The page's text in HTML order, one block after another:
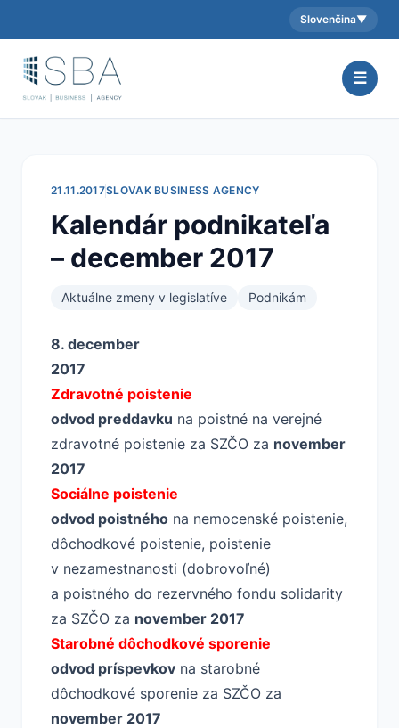
Aktuálny jazyk:
Slovenčina▼
☰
21.11.2017SLOVAK BUSINESS AGENCY
Kalendár podnikateľa
– december 2017
Aktuálne zmeny v legislatíve Podnikám
8. december
2017
Zdravotné poistenie
odvod preddavku na poistné na verejné
zdravotné poistenie za SZČO za november
2017
Sociálne poistenie
odvod poistného na nemocenské poistenie,
dôchodkové poistenie, poistenie
v nezamestnanosti (dobrovoľné)
a poistného do rezervného fondu solidarity
za SZČO za november 2017
Starobné dôchodkové sporenie
odvod príspevkov na starobné
dôchodkové sporenie za SZČO za
november 2017